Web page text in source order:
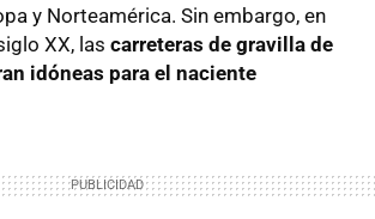
y Norteamérica. Sin embargo, en
XX, las carreteras de gravilla de
idóneas para el naciente